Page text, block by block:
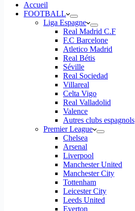
Accueil
FOOTBALL
Liga Espagne
Real Madrid C.F
F.C Barcelone
Atletico Madrid
Real Bétis
Séville
Real Sociedad
Villareal
Celta Vigo
Real Valladolid
Valence
Autres clubs espagnols
Premier League
Chelsea
Arsenal
Liverpool
Manchester United
Manchester City
Tottenham
Leicester City
Leeds United
Everton